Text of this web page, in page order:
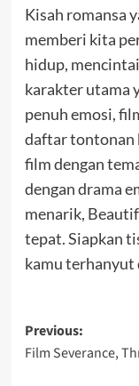
Kisah romansa
memberi kita
hidup,
karakter utama
penuh emosi,
daftar tontonan
film dengan
dengan drama
menarik,
tepat. Siapkan
kamu terhanyut
Post
Previous:
Film Severance,